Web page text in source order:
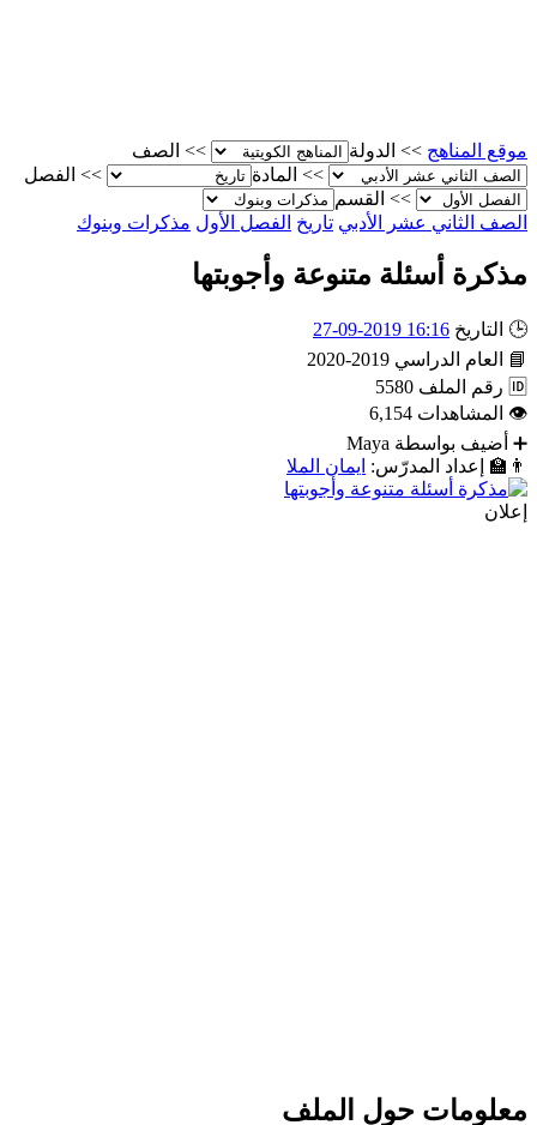
موقع المناهج >> الدولة >>
الصف
>>
المادة >>
الفصل
>>
القسم
الصف الثاني عشر الأدبي تاريخ الفصل الأول مذكرات وبنوك
مذكرة أسئلة متنوعة وأجوبتها
🕒 التاريخ 16:16 2019-09-27
📘
العام الدراسي 2019-2020
🆔 رقم الملف 5580
👁
المشاهدات 6,154
➕
أضيف بواسطة Maya
👨‍🏫
إعداد المدرّس: ايمان الملا
إعلان
معلومات حول الملف